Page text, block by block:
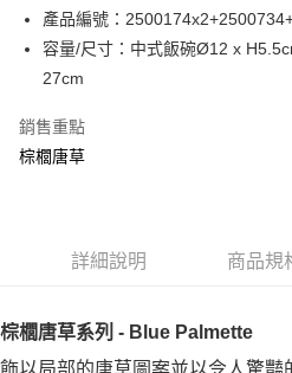
產品編號：
容量/尺寸：中式飯碗Ø12 x
27cm
銷售重點
棕櫚唐草
詳細說明 商品規
棕櫚唐草系列 - Blue Palmette